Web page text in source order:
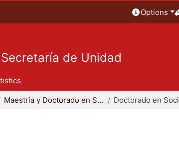
Options
Secretaría de Unidad
Maestría y Doctorado en Sociología Doctorado en